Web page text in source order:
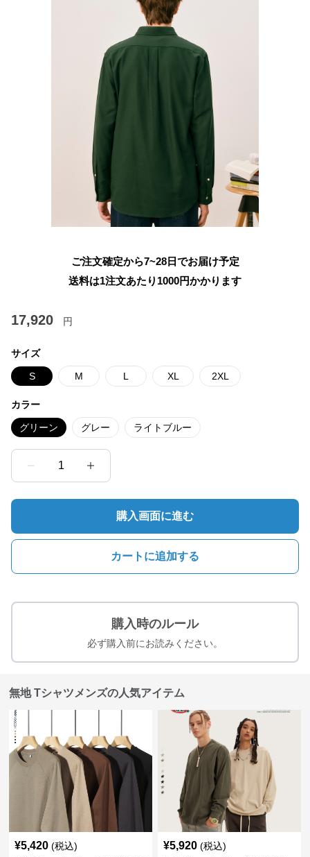
ご注文確定から7~28日でお届け予定
送料は1注文あたり 1000円かかります
17,920 円
サイズ
S M L XL 2XL
カラー
グリーン グレー ライトブルー
1
購入画面に進む
カートに追加する
購入時のルール
必ず購入前にお読みください。
無地 Tシャツメンズの人気アイテム
¥5,420 (税込) ¥5,920 (税込)